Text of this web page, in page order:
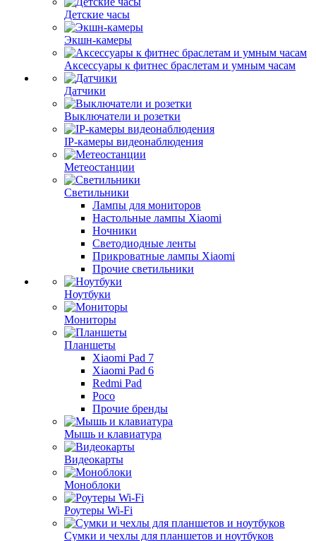
Детские часы
Экшн-камеры
Аксессуары к фитнес браслетам и умным часам
Датчики
Выключатели и розетки
IP-камеры видеонаблюдения
Метеостанции
Светильники
Лампы для мониторов
Настольные лампы Xiaomi
Ночники
Светодиодные ленты
Прикроватные лампы Xiaomi
Прочие светильники
Ноутбуки
Мониторы
Планшеты
Xiaomi Pad 7
Xiaomi Pad 6
Redmi Pad
Poco
Прочие бренды
Мышь и клавиатура
Видеокарты
Моноблоки
Роутеры Wi-Fi
Сумки и чехлы для планшетов и ноутбуков